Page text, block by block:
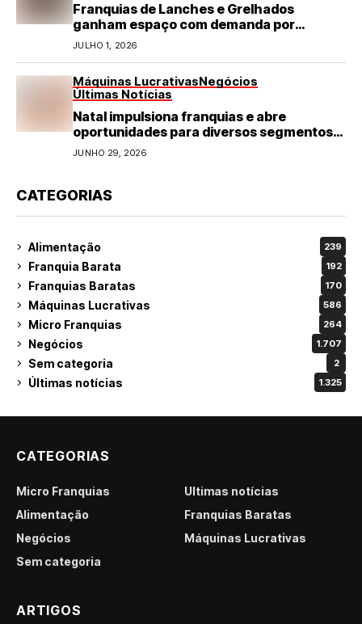
Franquias de Lanches e Grelhados
ganham espaço com demanda por
refeições rápidas e de qualidade
JULHO 1, 2026
Máquinas LucrativasNegócios
Últimas Notícias
Natal impulsiona franquias e abre
oportunidades para diversos segmentos
do varejo
JUNHO 29, 2026
CATEGORIAS
Alimentação 239
Franquia Barata 192
Franquias Baratas 170
Máquinas Lucrativas 586
Micro Franquias 264
Negócios 1.707
Sem categoria 2
Últimas notícias 1.325
CATEGORIAS
Micro Franquias
Últimas notícias
Alimentação
Franquias Baratas
Negócios
Máquinas Lucrativas
Sem categoria
ARTIGOS